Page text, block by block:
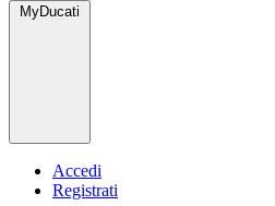
MyDucati
Accedi
Registrati